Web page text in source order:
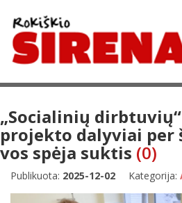
„Socialinių
projekto dalyviai per
vos spėja suktis (0)
Publikuota: 2025-12-02 Kategorija: